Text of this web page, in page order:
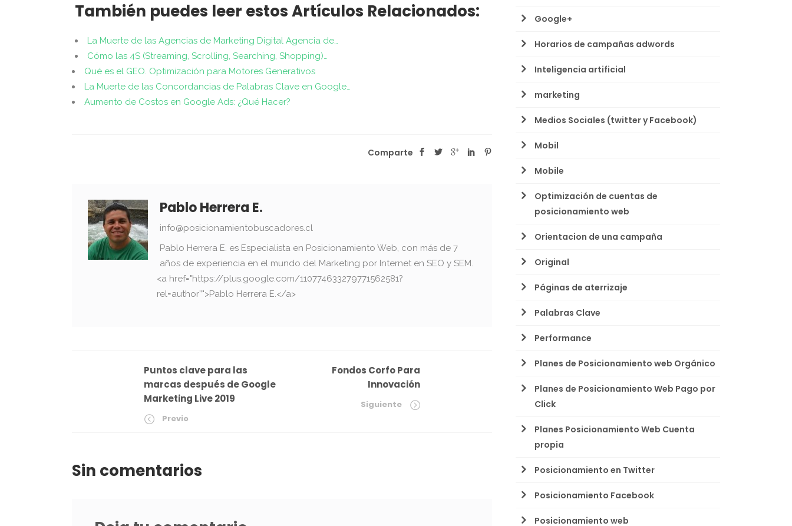
También puedes leer estos Artículos Relacionados:
La Muerte de las Agencias de Marketing Digital Agencia de…
Cómo las 4S (Streaming, Scrolling, Searching, Shopping)…
Qué es el GEO. Optimización para Motores Generativos
La Muerte de las Concordancias de Palabras Clave en Google…
Aumento de Costos en Google Ads: ¿Qué Hacer?
Comparte
Pablo Herrera E.
info@posicionamientobuscadores.cl
Pablo Herrera E. es Especialista en Posicionamiento Web, con más de 7
años de experiencia en el mundo del Marketing por Internet en SEO y SEM.
<a href="https://plus.google.com/110774633279771562581?
rel=author”">Pablo Herrera E.</a>
Puntos clave para las
marcas después de Google
Marketing Live 2019
Previo
Fondos Corfo Para
Innovación
Siguiente
Sin comentarios
Google+
Horarios de campañas adwords
Inteligencia artificial
marketing
Medios Sociales (twitter y Facebook)
Mobil
Mobile
Optimización de cuentas de
posicionamiento web
Orientacion de una campaña
Original
Páginas de aterrizaje
Palabras Clave
Performance
Planes de Posicionamiento web Orgánico
Planes de Posicionamiento Web Pago por
Click
Planes Posicionamiento Web Cuenta
propia
Posicionamiento en Twitter
Posicionamiento Facebook
Posicionamiento web